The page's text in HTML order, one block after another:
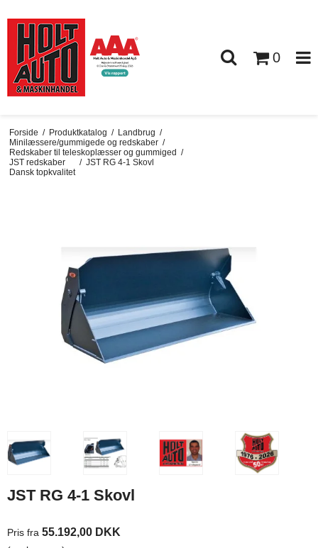
0
Forside / Produktkatalog / Landbrug /
Minilæssere/gummigede og redskaber /
Redskaber til teleskoplæsser og gummiged /
JST redskaber
Dansk topkvalitet
/ JST RG 4-1 Skovl
JST RG 4-1 Skovl
Pris fra 55.192,00 DKK